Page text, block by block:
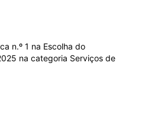
n.º 1 na Escolha do
na categoria Serviços de